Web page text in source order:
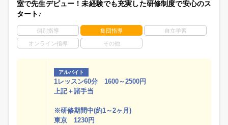
室で先生デビュー！未経験でも充実した研修制度で安心のス
タート♪
個別指導 集団指導 自立学習
オンライン指導 その他
アルバイト
1レッスン60分 1600～2500円
上記＋諸手当
※研修期間中(約1～2ヶ月)
東京 1230円